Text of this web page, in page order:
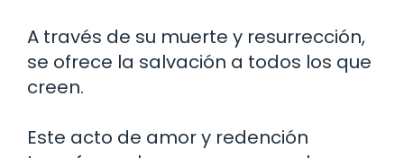
A través de su muerte y resurrección,
se ofrece la salvación a todos los que
creen.
Este acto de amor y redención